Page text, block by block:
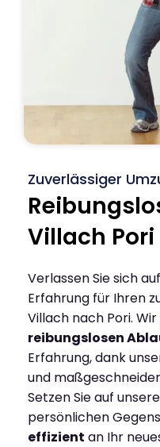
Zuverlässiger
Villach Pori
Verlassen Sie sich
Erfahrung für Ihren
Villach nach Pori. Wir
reibungslosen
Erfahrung, dank
und
Setzen Sie auf
persönlichen
effizient an Ihr